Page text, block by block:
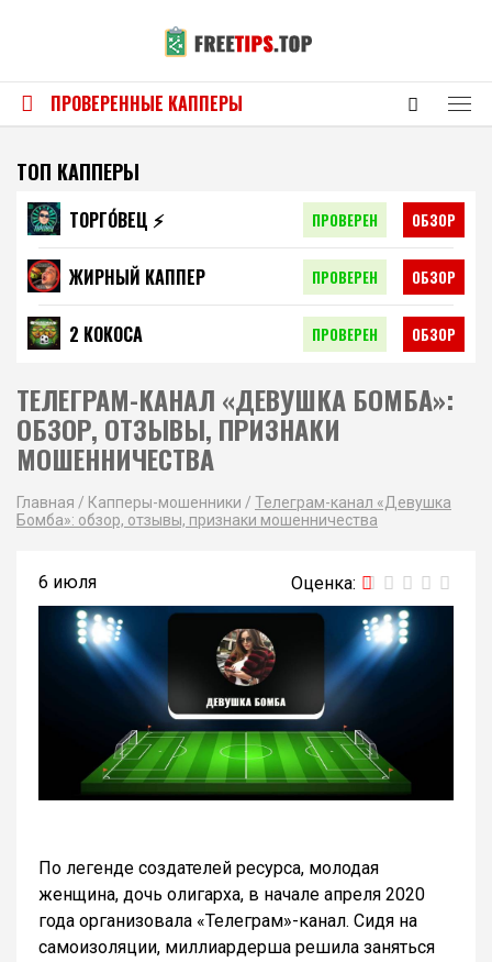
ПРОВЕРЕННЫЕ КАППЕРЫ
ТОП КАППЕРЫ
ТОРГО́ВЕЦ ⚡️ ПРОВЕРЕН ОБЗОР
ЖИРНЫЙ КАППЕР ПРОВЕРЕН ОБЗОР
2 КОКОСА ПРОВЕРЕН ОБЗОР
ТЕЛЕГРАМ-КАНАЛ «ДЕВУШКА БОМБА»:
ОБЗОР, ОТЗЫВЫ, ПРИЗНАКИ
МОШЕННИЧЕСТВА
Главная / Капперы-мошенники / Телеграм-канал «Девушка
Бомба»: обзор, отзывы, признаки мошенничества
6 июля
По легенде создателей ресурса, молодая
женщина, дочь олигарха, в начале апреля 2020
года организовала «Телеграм»-канал. Сидя на
самоизоляции, миллиардерша решила заняться